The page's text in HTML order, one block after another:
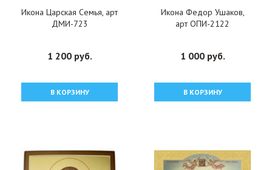
Икона Царская Семья, арт
ДМИ-723
1 200 руб.
В КОРЗИНУ
Икона Федор Ушаков,
арт ОПИ-2122
1 000 руб.
В КОРЗИНУ